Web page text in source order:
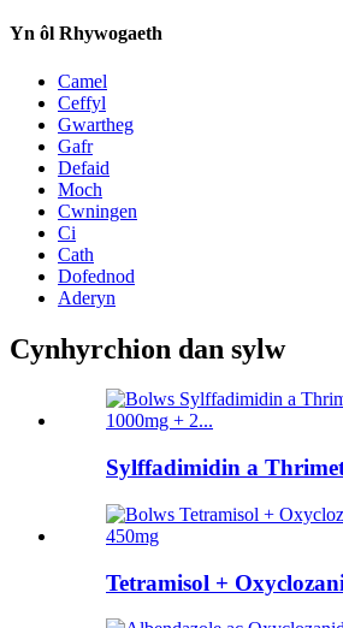
Yn ôl Rhywogaeth
Camel
Ceffyl
Gwartheg
Gafr
Defaid
Moch
Cwningen
Ci
Cath
Dofednod
Aderyn
Cynhyrchion dan sylw
Sylffadimidin a
Tetramisol +